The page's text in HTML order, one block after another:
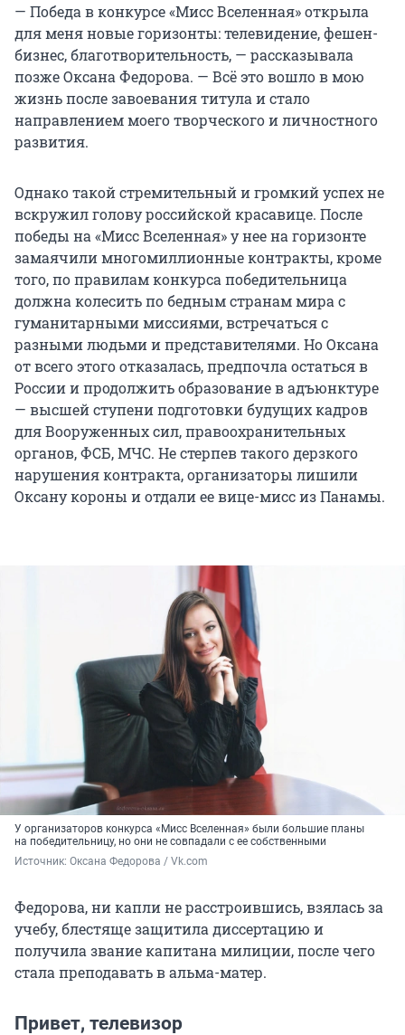
— Победа в конкурсе «Мисс Вселенная» открыла
для меня новые горизонты: телевидение, фешен-
бизнес, благотворительность, — рассказывала
позже Оксана Федорова. — Всё это вошло в мою
жизнь после завоевания титула и стало
направлением моего творческого и личностного
развития.
Однако такой стремительный и громкий успех не
вскружил голову российской красавице. После
победы на «Мисс Вселенная» у нее на горизонте
замаячили многомиллионные контракты, кроме
того, по правилам конкурса победительница
должна колесить по бедным странам мира с
гуманитарными миссиями, встречаться с
разными людьми и представителями. Но Оксана
от всего этого отказалась, предпочла остаться в
России и продолжить образование в адъюнктуре
— высшей ступени подготовки будущих кадров
для Вооруженных сил, правоохранительных
органов, ФСБ, МЧС. Не стерпев такого дерзкого
нарушения контракта, организаторы лишили
Оксану короны и отдали ее вице-мисс из Панамы.
У организаторов конкурса «Мисс Вселенная» были большие планы
на победительницу, но они не совпадали с ее собственными
Источник: Оксана Федорова / Vk.com
Федорова, ни капли не расстроившись, взялась за
учебу, блестяще защитила диссертацию и
получила звание капитана милиции, после чего
стала преподавать в альма-матер.
Привет, телевизор